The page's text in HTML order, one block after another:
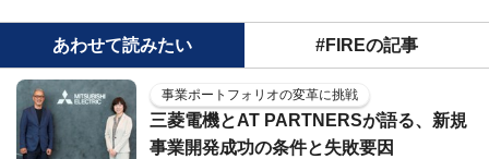
あわせて読みたい #FIREの記事
事業ポートフォリオの変革に挑戦
三菱電機とAT PARTNERSが語る、新規
事業開発成功の条件と失敗要因